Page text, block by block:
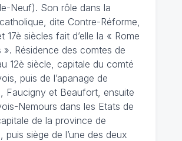
Neuf). Son rôle dans la
dite Contre-Réforme,
17è siècles fait d’elle la « Rome
». Résidence des comtes de
12è siècle, capitale du comté
puis de l’apanage de
Faucigny et Beaufort, ensuite
Nemours dans les Etats de
de la province de
puis siège de l’une des deux